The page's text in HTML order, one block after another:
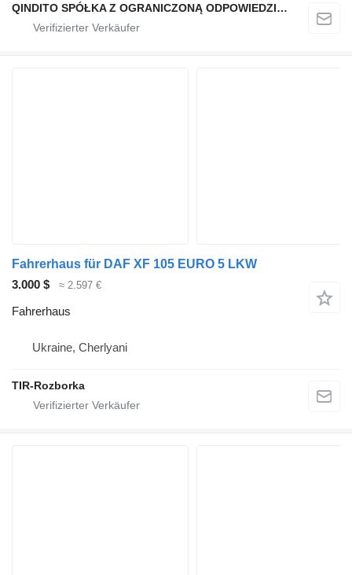
QINDITO SPÓŁKA Z OGRANICZONĄ ODPOWIEDZIALNOŚCIĄ
Fahrerhaus für DAF XF 105 EURO 5 LKW
3.000 $
≈ 2.597 €
Fahrerhaus
Ukraine, Cherlyani
TIR-Rozborka